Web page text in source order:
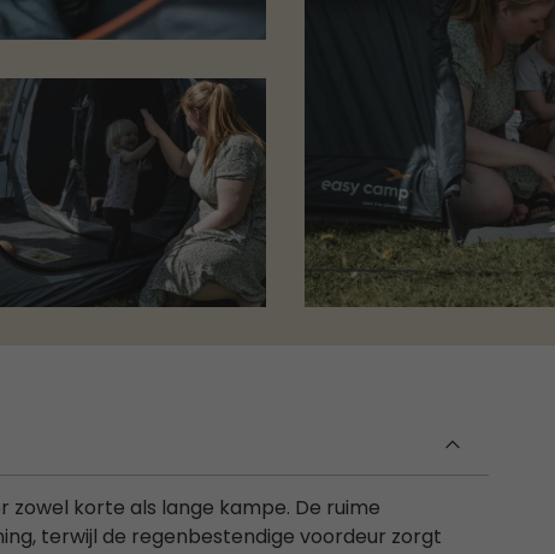
korte als lange kampe. De ruime
terwijl de regenbestendige voordeur zorgt